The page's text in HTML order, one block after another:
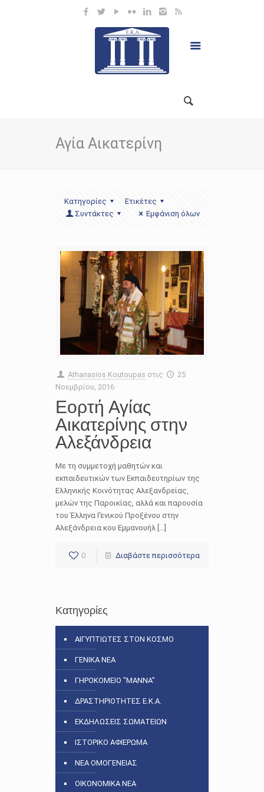
Αγία Αικατερίνη
Κατηγορίες
Ετικέτες
Συντάκτες
Εμφάνιση όλων
Athanasios Koutoupas στις
25
Νοεμβρίου, 2016
Εορτή Αγίας
Αικατερίνης στην
Αλεξάνδρεια
Με τη συμμετοχή μαθητών και
εκπαιδευτικών των Εκπαιδευτηρίων της
Ελληνικής Κοινότητας Αλεξανδρείας,
μελών της Παροικίας, αλλά και παρουσία
του Έλληνα Γενικού Προξένου στην
Αλεξάνδρεια κου Εμμανουήλ […]
0 Διαβάστε περισσότερα
Κατηγορίες
ΑΙΓΥΠΤΙΩΤΕΣ ΣΤΟΝ ΚΟΣΜΟ
ΓΕΝΙΚΑ ΝΕΑ
ΓΗΡΟΚΟΜΕΙΟ "ΜΑΝΝΑ"
ΔΡΑΣΤΗΡΙΟΤΗΤΕΣ Ε.Κ.Α.
ΕΚΔΗΛΩΣΕΙΣ ΣΩΜΑΤΕΙΩΝ
ΙΣΤΟΡΙΚΟ ΑΦΙΕΡΩΜΑ
ΝΕΑ ΟΜΟΓΕΝΕΙΑΣ
ΟΙΚΟΝΟΜΙΚΑ ΝΕΑ